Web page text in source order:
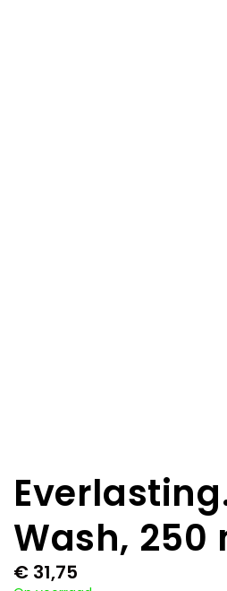
Wash, 250
€ 31,75